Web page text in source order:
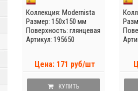
Коллекция: Modernista
Размер: 150x150 мм
Поверхность: глянцевая
Артикул: 195650
Цена: 171 руб/шт
КУПИТЬ